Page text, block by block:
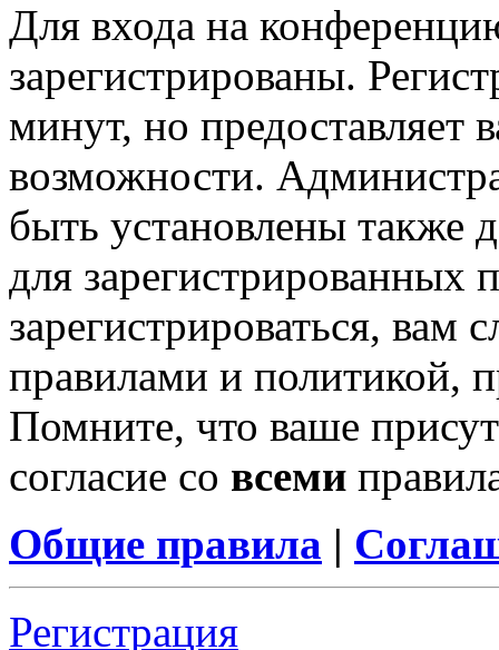
Для входа на
зарегистрированы.
минут, но предоставляет
возможности.
быть установлены также
для зарегистрированных
зарегистрироваться, вам
правилами и политикой,
Помните, что ваше
согласие со всеми
Общие правила |
Регистрация